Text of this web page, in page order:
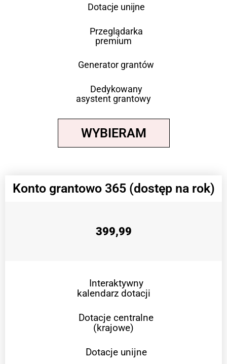
Dotacje unijne
Przeglądarka
premium
Generator grantów
Dedykowany
asystent grantowy
WYBIERAM
Konto grantowo 365 (dostęp na rok)
399,99
Interaktywny
kalendarz dotacji
Dotacje centralne
(krajowe)
Dotacje unijne